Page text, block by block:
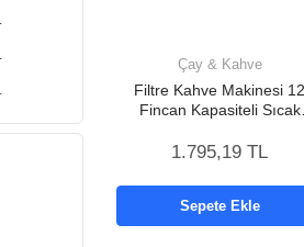
Çay & Kahve
Filtre Kahve Makinesi 12
Fincan Kapasiteli Sıcak
1.795,19 TL
Sepete Ekle